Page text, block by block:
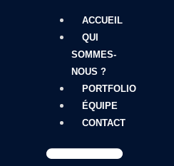
ACCUEIL
QUI
SOMMES-
NOUS ?
PORTFOLIO
ÉQUIPE
CONTACT